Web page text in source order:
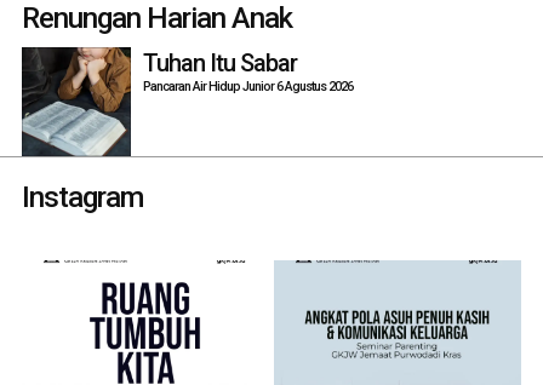
Renungan Harian Anak
Tuhan Itu Sabar
Pancaran Air Hidup Junior 6 Agustus 2026
Instagram